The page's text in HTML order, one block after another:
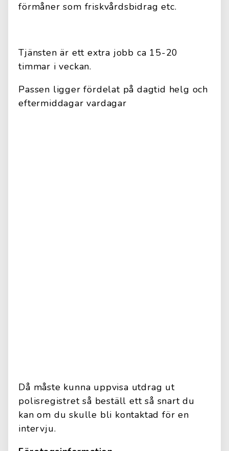
förmåner som friskvårdsbidrag etc.
Tjänsten är ett extra jobb ca 15-20
timmar i veckan.
Passen ligger fördelat på dagtid helg och
eftermiddagar vardagar
Då måste kunna uppvisa utdrag ut
polisregistret så beställ ett så snart du
kan om du skulle bli kontaktad för en
intervju.